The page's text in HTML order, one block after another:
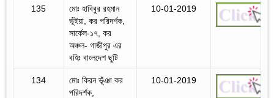
135
মোঃ হাবিবুর রহমান
ভূঁইয়া, কর পরিদর্শক,
সার্কেল-১৭, কর
অঞ্চল- গাজীপুর এর
বহিঃ বাংলদেশ ছুটি
10-01-2019
134
মোঃ কিরন ভূঁঞা কর
পরিদর্শক,
10-01-2019